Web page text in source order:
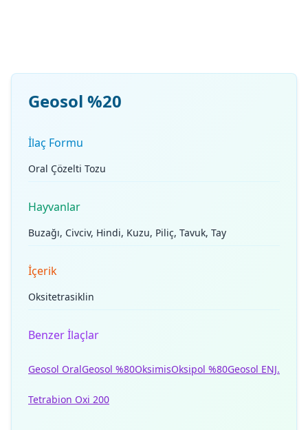
Geosol %20
İlaç Formu
Oral Çözelti Tozu
Hayvanlar
Buzağı, Civciv, Hindi, Kuzu, Piliç, Tavuk, Tay
İçerik
Oksitetrasiklin
Benzer İlaçlar
Geosol OralGeosol %80OksimisOksipol %80Geosol ENJ.
Tetrabion Oxi 200